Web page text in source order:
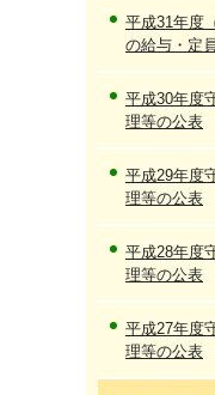
平成31年度
の給与・定
平成30年度
理等の公表
平成29年度
理等の公表
平成28年度
理等の公表
平成27年度
理等の公表